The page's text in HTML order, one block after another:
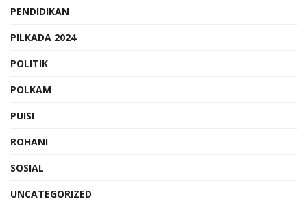
PENDIDIKAN
PILKADA 2024
POLITIK
POLKAM
PUISI
ROHANI
SOSIAL
UNCATEGORIZED